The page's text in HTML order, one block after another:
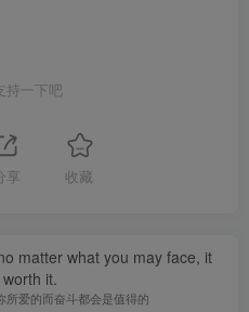
持一下吧
享 收藏
matter what you may face, it
it.
所爱的而奋斗都会是值得的